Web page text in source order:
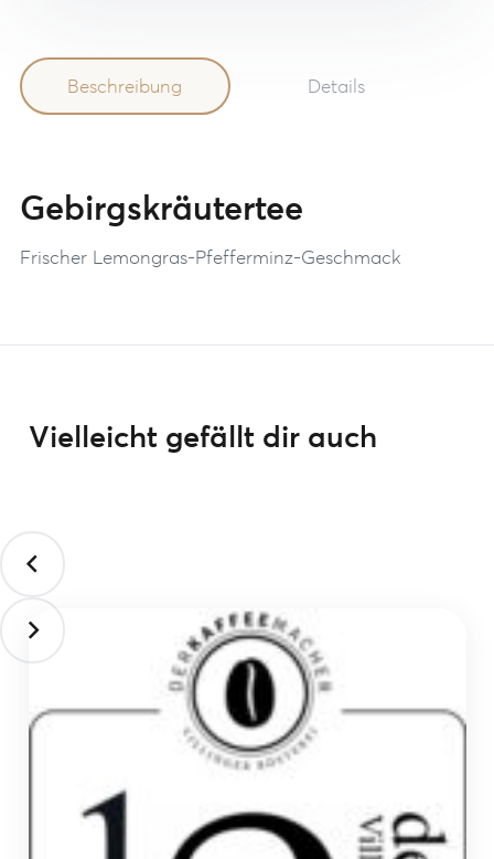
Beschreibung Details
Gebirgskräutertee
Frischer Lemongras-Pfefferminz-Geschmack
Vielleicht gefällt dir auch